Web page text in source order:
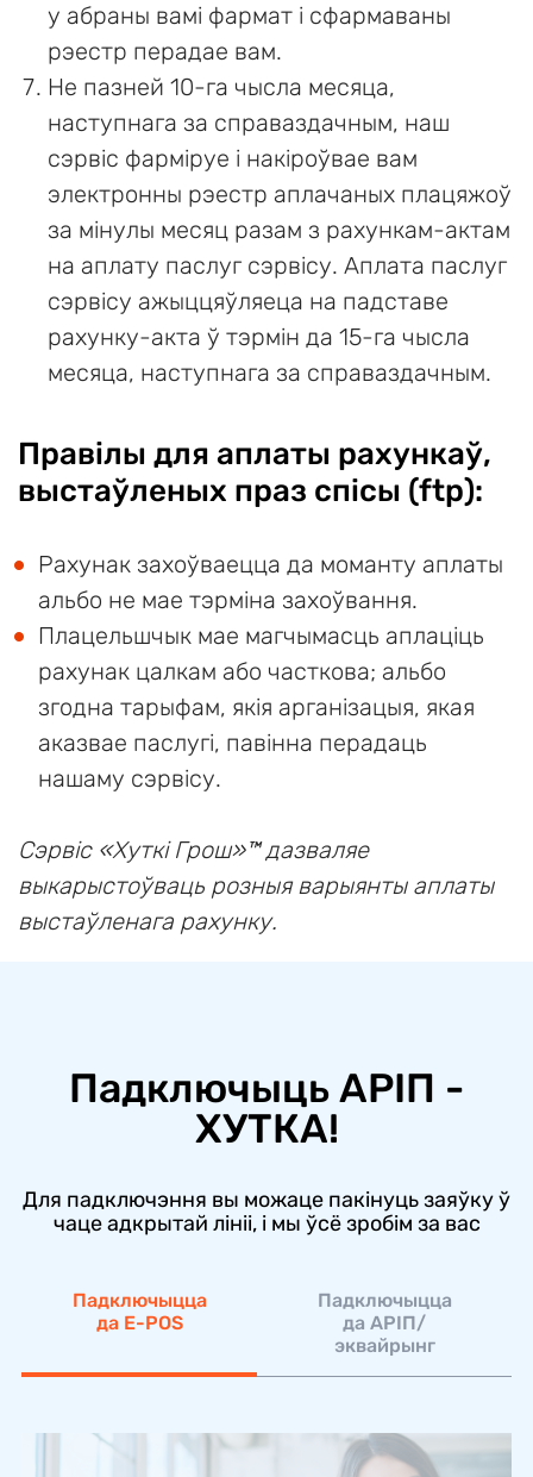
у абраны вамі фармат і сфармаваны
рэестр перадае вам.
Не пазней 10-га чысла месяца,
наступнага за справаздачным, наш
сэрвіс фарміруе і накіроўвае вам
электронны рэестр аплачаных плацяжоў
за мінулы месяц разам з рахункам-актам
на аплату паслуг сэрвісу. Аплата паслуг
сэрвісу ажыццяўляеца на падставе
рахунку-акта ў тэрмін да 15-га чысла
месяца, наступнага за справаздачным.
Правілы для аплаты рахункаў,
выстаўленых праз спісы (ftp):
Рахунак захоўваецца да моманту аплаты
альбо не мае тэрміна захоўвання.
Плацельшчык мае магчымасць аплаціць
рахунак цалкам або часткова; альбо
згодна тарыфам, якія арганізацыя, якая
аказвае паслугі, павінна перадаць
нашаму сэрвісу.
Сэрвіс «Хуткi Грош»™ дазваляе
выкарыстоўваць розныя варыянты аплаты
выстаўленага рахунку.
Падключыць АРIП -
ХУТКА!
Для падключэння вы можаце пакінуць заяўку ў
чаце адкрытай лініі, і мы ўсё зробім за вас
Падключыцца
да E-POS
Падключыцца
да АРІП/
эквайрынг